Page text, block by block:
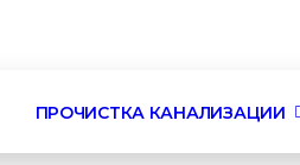
ПРОЧИСТКА КАНАЛИЗАЦИИ